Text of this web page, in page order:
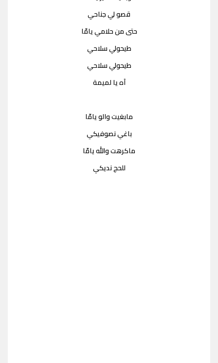
قصو لي جناحي
حتى من حلامي يامّا
طيحولي سلاحي
طيحولي سلاحي
آه يا لميمة
مابغيت والو يامّا
باغي نصوفيكي
ماكرهت والله يامّا
للحج نديكي